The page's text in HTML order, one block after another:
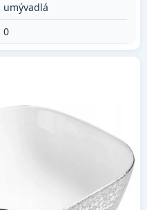
umývadlá
0